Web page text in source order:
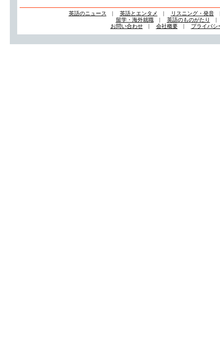
英語のニュース | 英語とエンタメ | リスニング・発音
留学・海外就職| 英語のものがたり
お問い合わせ| 会社概要| プライバシ